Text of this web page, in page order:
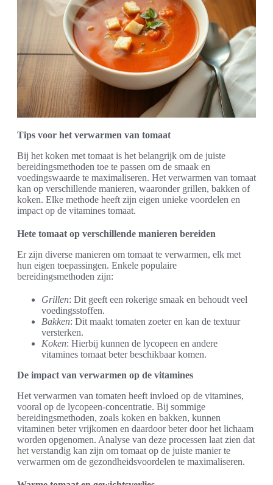
Tips voor het verwarmen van tomaat
Bij het koken met tomaat is het belangrijk om de juiste
bereidingsmethoden toe te passen om de smaak en
voedingswaarde te maximaliseren. Het verwarmen van tomaat
kan op verschillende manieren, waaronder grillen, bakken of
koken. Elke methode heeft zijn eigen unieke voordelen en
impact op de vitamines tomaat.
Hete tomaat op verschillende manieren bereiden
Er zijn diverse manieren om tomaat te verwarmen, elk met
hun eigen toepassingen. Enkele populaire
bereidingsmethoden zijn:
Grillen: Dit geeft een rokerige smaak en behoudt veel
voedingsstoffen.
Bakken: Dit maakt tomaten zoeter en kan de textuur
versterken.
Koken: Hierbij kunnen de lycopeen en andere
vitamines tomaat beter beschikbaar komen.
De impact van verwarmen op de vitamines
Het verwarmen van tomaten heeft invloed op de vitamines,
vooral op de lycopeen-concentratie. Bij sommige
bereidingsmethoden, zoals koken en bakken, kunnen
vitaminen beter vrijkomen en daardoor beter door het lichaam
worden opgenomen. Analyse van deze processen laat zien dat
het verstandig kan zijn om tomaat op de juiste manier te
verwarmen om de gezondheidsvoordelen te maximaliseren.